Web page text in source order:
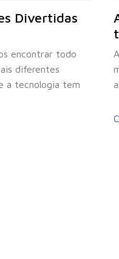
Divertidas
encontrar todo
diferentes
a tecnologia tem